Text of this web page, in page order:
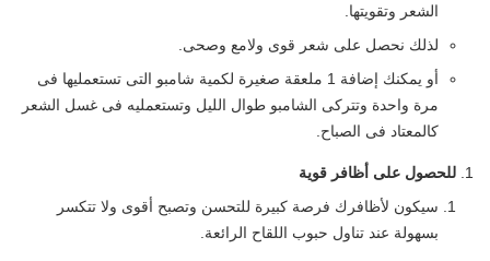
الشعر وتقويتها.
لذلك نحصل على شعر قوى ولامع وصحى.
أو يمكنك إضافة 1 ملعقة صغيرة لكمية شامبو التى تستعمليها فى
مرة واحدة وتتركى الشامبو طوال الليل وتستعمليه فى غسل الشعر
كالمعتاد فى الصباح.
للحصول على أظافر قوية
سيكون لأظافرك فرصة كبيرة للتحسن وتصبح أقوى ولا تتكسر
بسهولة عند تناول حبوب اللقاح الرائعة.